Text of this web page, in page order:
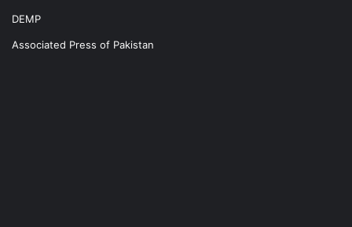
DEMP
Associated Press of Pakistan